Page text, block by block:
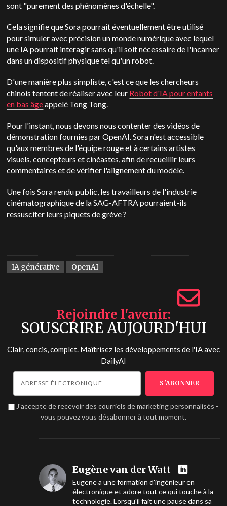
sont "purement des phénomènes d'échelle".
Cela signifie que Sora pourrait éventuellement être utilisé
pour simuler avec précision un monde numérique avec lequel
une IA pourrait interagir sans qu'il soit nécessaire de l'incarner
dans un dispositif physique tel qu'un robot.
D'une manière plus simpliste, c'est ce que les chercheurs
chinois tentent de réaliser avec leur Robot d'IA pour enfants
en bas âgeappelé Tong Tong.
Pour l'instant, nous devons nous contenter des vidéos de
démonstration fournies par OpenAI. Sora n'est accessible
qu'aux membres de l'équipe rouge et à certains artistes
visuels, concepteurs et cinéastes, afin de recueillir leurs
commentaires et de vérifier l'alignement du modèle.
Une fois Sora rendu public, les travailleurs de l'industrie
cinématographique de la SAG-AFTRA pourraient-ils
ressusciter leurs piquets de grève ?
IA générative OpenAI
Rejoindre l'avenir
SOUSCRIRE AUJOURD'HUI
Clair, concis, complet. Maîtrisez les développements de l'IA avec
DailyAI
J'accepte de recevoir des courriels de marketing personnalisés -
vous pouvez vous désabonner à tout moment.
Eugène van der Watt
Eugene a une formation d'ingénieur en
électronique et adore tout ce qui touche à la
technologie. Lorsqu'il fait une pause dans sa